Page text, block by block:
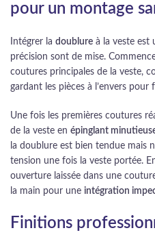
pour un montage
Intégrer la doublure à la veste est
précision sont de mise.
coutures principales de la veste,
gardant les pièces à l’envers pour
Une fois les premières coutures
de la veste en épinglant
la doublure est bien tendue mais
tension une fois la veste portée.
ouverture laissée dans une
la main pour une intégration
Finitions